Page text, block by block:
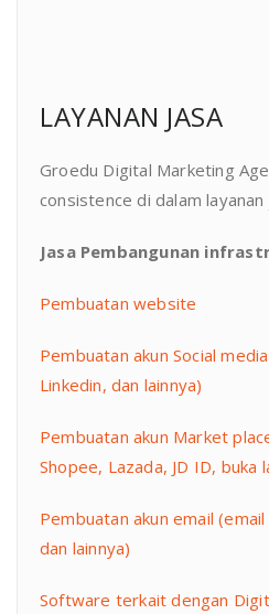
LAYANAN JASA
Groedu Digital Marketing
consistence di dalam
Jasa Pembangunan
Pembuatan website
Pembuatan akun Social
Linkedin, dan lainnya)
Pembuatan akun Market
Shopee, Lazada, JD ID, buka
Pembuatan akun email
dan lainnya)
Software terkait dengan